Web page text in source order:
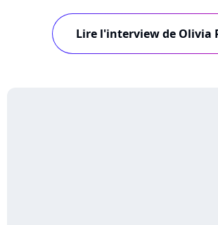
Academy"... Interview avec
Lire l'interview de Olivia